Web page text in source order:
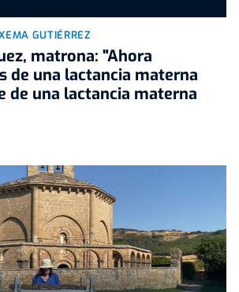
GUTIÉRREZ
matrona: "Ahora
de una lactancia materna
de una lactancia materna